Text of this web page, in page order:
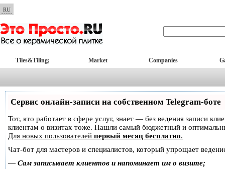
RU
Tiles&Tiling; Market Companies
Сервис онлайн-записи на собственном Telegram-боте
Тот, кто работает в сфере услуг, знает — без ведения записи
клиентам о визитах тоже. Нашли самый бюджетный и
Для новых пользователей первый месяц бесплатно.
Чат-бот для мастеров и специалистов, который упрощает
— Сам записывает клиентов и напоминает им о визите;